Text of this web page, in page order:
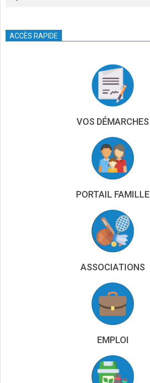
ACCÈS RAPIDE
VOS DÉMARCHES
PORTAIL FAMILLE
ASSOCIATIONS
EMPLOI